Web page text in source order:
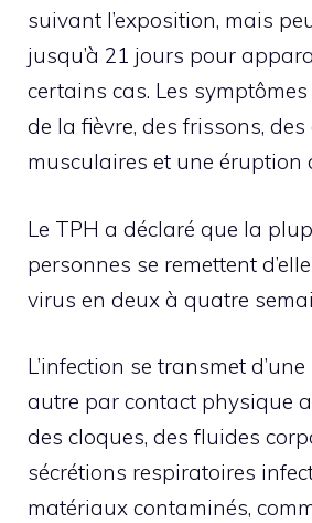
suivant l’exposition, mais
jusqu’à 21 jours pour
certains cas. Les
de la fièvre, des frissons,
musculaires et une éruption
Le TPH a déclaré que la
personnes se remettent
virus en deux à quatre
L’infection se transmet
autre par contact physique
des cloques, des fluides
sécrétions respiratoires
matériaux contaminés,